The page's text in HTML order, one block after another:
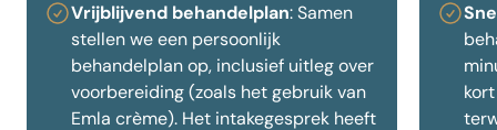
Vrijblijvend behandelplan: Samen
stellen we een persoonlijk
behandelplan op, inclusief uitleg over
voorbereiding (zoals het gebruik van
Emla crème). Het intakegesprek heeft